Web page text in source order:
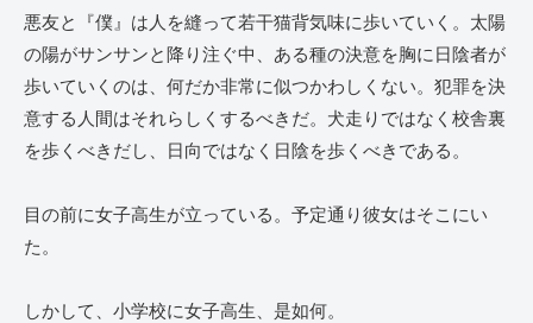
悪友と『僕』は人を縫って若干猫背気味に歩いていく。太陽
の陽がサンサンと降り注ぐ中、ある種の決意を胸に日陰者が
歩いていくのは、何だか非常に似つかわしくない。犯罪を決
意する人間はそれらしくするべきだ。犬走りではなく校舎裏
を歩くべきだし、日向ではなく日陰を歩くべきである。
目の前に女子高生が立っている。予定通り彼女はそこにい
た。
しかして、小学校に女子高生、是如何。